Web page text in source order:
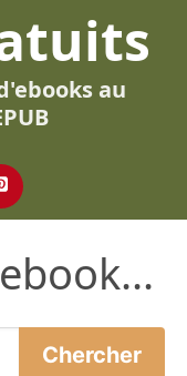
au